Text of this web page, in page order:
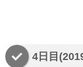
4日目